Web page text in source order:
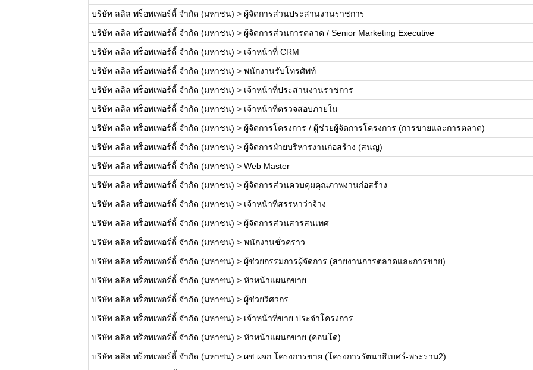
บริษัท ลลิล พร็อพเพอร์ตี้ จำกัด (มหาชน) > ผู้จัดการส่วนประสานงานราชการ
บริษัท ลลิล พร็อพเพอร์ตี้ จำกัด (มหาชน) > ผู้จัดการส่วนการตลาด / Senior Marketing Executive
บริษัท ลลิล พร็อพเพอร์ตี้ จำกัด (มหาชน) > เจ้าหน้าที่ CRM
บริษัท ลลิล พร็อพเพอร์ตี้ จำกัด (มหาชน) > พนักงานรับโทรศัพท์
บริษัท ลลิล พร็อพเพอร์ตี้ จำกัด (มหาชน) > เจ้าหน้าที่ประสานงานราชการ
บริษัท ลลิล พร็อพเพอร์ตี้ จำกัด (มหาชน) > เจ้าหน้าที่ตรวจสอบภายใน
บริษัท ลลิล พร็อพเพอร์ตี้ จำกัด (มหาชน) > ผู้จัดการโครงการ / ผู้ช่วยผู้จัดการโครงการ (การขายและการตลาด)
บริษัท ลลิล พร็อพเพอร์ตี้ จำกัด (มหาชน) > ผู้จัดการฝ่ายบริหารงานก่อสร้าง (สนญ)
บริษัท ลลิล พร็อพเพอร์ตี้ จำกัด (มหาชน) > Web Master
บริษัท ลลิล พร็อพเพอร์ตี้ จำกัด (มหาชน) > ผู้จัดการส่วนควบคุมคุณภาพงานก่อสร้าง
บริษัท ลลิล พร็อพเพอร์ตี้ จำกัด (มหาชน) > เจ้าหน้าที่สรรหาว่าจ้าง
บริษัท ลลิล พร็อพเพอร์ตี้ จำกัด (มหาชน) > ผู้จัดการส่วนสารสนเทศ
บริษัท ลลิล พร็อพเพอร์ตี้ จำกัด (มหาชน) > พนักงานชั่วคราว
บริษัท ลลิล พร็อพเพอร์ตี้ จำกัด (มหาชน) > ผู้ช่วยกรรมการผู้จัดการ (สายงานการตลาดและการขาย)
บริษัท ลลิล พร็อพเพอร์ตี้ จำกัด (มหาชน) > หัวหน้าแผนกขาย
บริษัท ลลิล พร็อพเพอร์ตี้ จำกัด (มหาชน) > ผู้ช่วยวิศวกร
บริษัท ลลิล พร็อพเพอร์ตี้ จำกัด (มหาชน) > เจ้าหน้าที่ขาย ประจำโครงการ
บริษัท ลลิล พร็อพเพอร์ตี้ จำกัด (มหาชน) > หัวหน้าแผนกขาย (คอนโด)
บริษัท ลลิล พร็อพเพอร์ตี้ จำกัด (มหาชน) > ผช.ผจก.โครงการขาย (โครงการรัตนาธิเบศร์-พระราม2)